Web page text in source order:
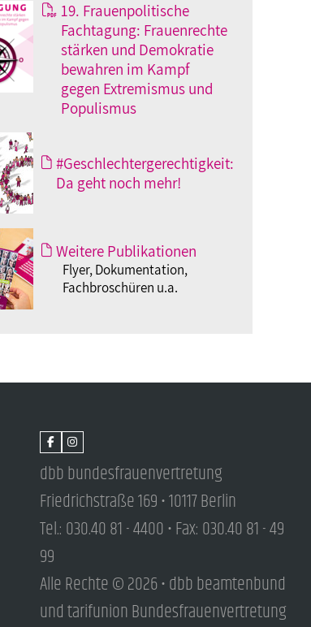
19. Frauenpolitische
Fachtagung: Frauenrechte
stärken und Demokratie
bewahren im Kampf
gegen Extremismus und
Populismus
#Geschlechtergerechtigkeit:
Da geht noch mehr!
Weitere Publikationen
Flyer, Dokumentation,
Fachbroschüren u.a.
dbb bundesfrauenvertretung
Friedrichstraße 169 • 10117 Berlin
Tel.: 030.40 81 - 4400 • Fax: 030.40 81 - 49
99
Alle Rechte © 2026 • dbb beamtenbund
und tarifunion Bundesfrauenvertretung